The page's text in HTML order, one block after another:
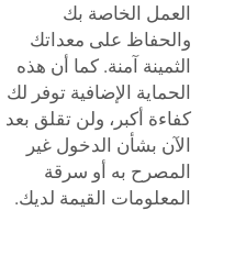
العمل الخاصة بك
والحفاظ على معداتك
الثمينة آمنة. كما أن هذه
الحماية الإضافية توفر لك
كفاءة أكبر، ولن تقلق بعد
الآن بشأن الدخول غير
المصرح به أو سرقة
المعلومات القيمة لديك.